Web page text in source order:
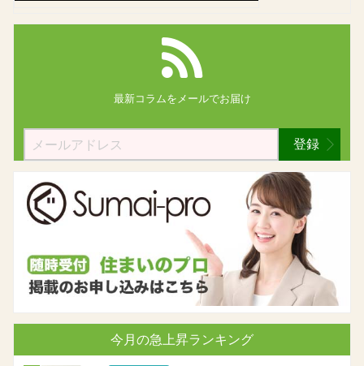
最新コラムを メールでお届け
登録
今月の急上昇ランキング